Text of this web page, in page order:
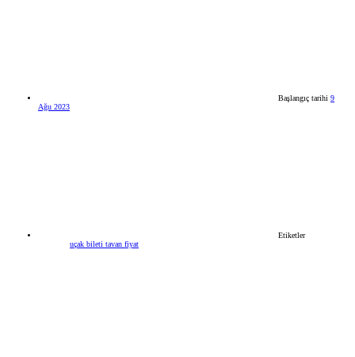
Başlangıç tarihi 9
Ağu 2023
Etiketler
uçak bileti tavan fiyat